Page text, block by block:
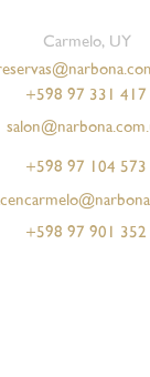
Carmelo, UY
+598 97 331 417
+598 97 104 573
+598 97 901 352